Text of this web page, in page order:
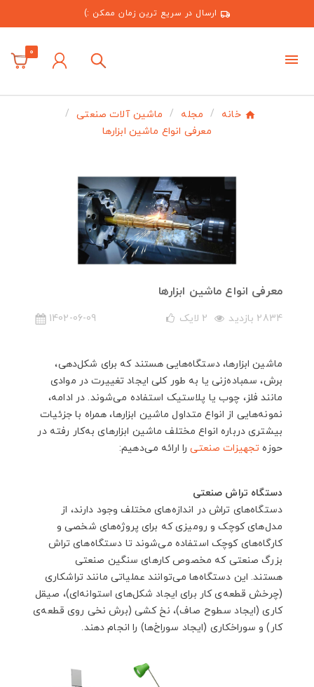
ارسال در سریع ترین زمان ممکن :)
0
خانه مجله
ماشین آلات صنعتی
معرفی انواع ماشین ابزارها
معرفی انواع ماشین ابزارها
2834 بازدید 2 لایک 1402-06-09
ماشین ابزارها، دستگاه‌هایی هستند که برای شکل‌دهی،
برش، سمباده‌زنی یا به طور کلی ایجاد تغییرت در موادی
مانند فلز، چوب یا پلاستیک استفاده می‌شوند. در ادامه،
نمونه‌هایی از انواع متداول ماشین ابزارها، همراه با جزئیات
بیشتری درباره انواع مختلف ماشین ابزارهای به‌کار رفته در
حوزه تجهیزات صنعتیرا ارائه می‌دهیم:
دستگاه‌ تراش صنعتی
دستگاه‌های تراش‌ در اندازه‌های مختلف وجود دارند، از
مدل‌های کوچک و رومیزی که برای پروژه‌های شخصی و
کارگاه‌های کوچک استفاده می‌شوند تا دستگاه‌های تراش
بزرگ‌ صنعتی که مخصوص کارهای سنگین صنعتی
هستند. این دستگاه‌ها می‌توانند عملیاتی مانند تراشکاری
(چرخش قطعه‌‌ی کار برای ایجاد شکل‌های استوانه‌ای)، صیقل
کاری (ایجاد سطوح صاف)، نخ کشی (برش نخی روی قطعه‌ی
کار) و سوراخکاری (ایجاد سوراخ‌ها) را انجام دهند.